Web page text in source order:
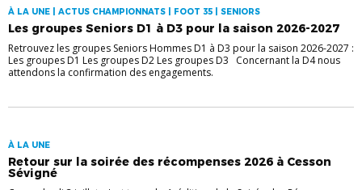
À LA UNE | ACTUS CHAMPIONNATS | FOOT 35 | SENIORS
Les groupes Seniors D1 à D3 pour la saison 2026-2027
Retrouvez les groupes Seniors Hommes D1 à D3 pour la saison 2026-2027 :
Les groupes D1 Les groupes D2 Les groupes D3 Concernant la D4 nous
attendons la confirmation des engagements.
À LA UNE
Retour sur la soirée des récompenses 2026 à Cesson
Sévigné